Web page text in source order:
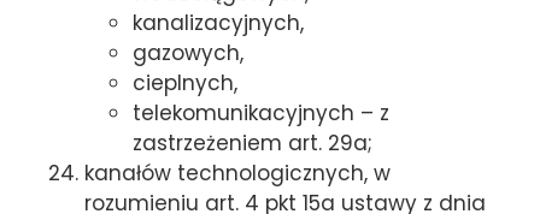
kanalizacyjnych,
gazowych,
cieplnych,
telekomunikacyjnych – z
zastrzeżeniem art. 29a;
kanałów technologicznych, w
rozumieniu art. 4 pkt 15a ustawy z dnia